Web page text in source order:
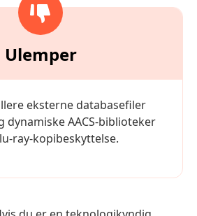
Ulemper
eksterne databasefiler
dynamiske AACS-biblioteker
ray-kopibeskyttelse.